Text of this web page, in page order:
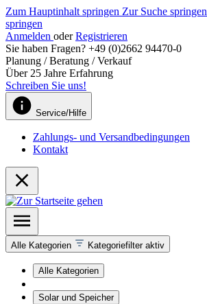
Zum Hauptinhalt springen Zur Suche springen
springen
Anmelden oder Registrieren
Sie haben Fragen? +49 (0)2662 94470-0
Planung / Beratung / Verkauf
Über 25 Jahre Erfahrung
Schreiben Sie uns!
Service/Hilfe
Zahlungs- und Versandbedingungen
Kontakt
Alle Kategorien Kategoriefilter aktiv
Alle Kategorien
Solar und Speicher